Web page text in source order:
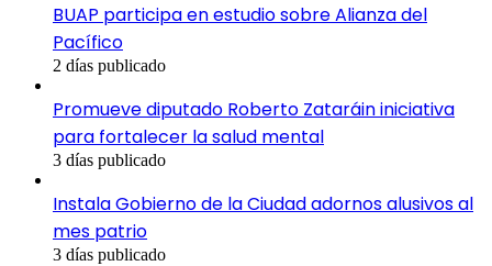
BUAP participa en estudio sobre Alianza del
Pacífico
2 días publicado
Promueve diputado Roberto Zataráin iniciativa
para fortalecer la salud mental
3 días publicado
Instala Gobierno de la Ciudad adornos alusivos al
mes patrio
3 días publicado